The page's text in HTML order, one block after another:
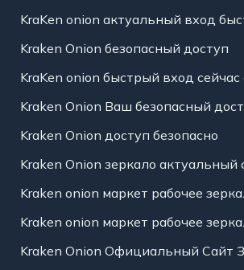
KraKen onion актуальный вход
Kraken Onion безопасный доступ
KraKen onion быстрый вход сейчас
Kraken Onion Ваш безопасный
Kraken Onion доступ безопасно
Kraken Onion зеркало актуальный
Kraken onion маркет рабочее
Kraken onion маркет рабочее
Kraken Onion Официальный Сайт